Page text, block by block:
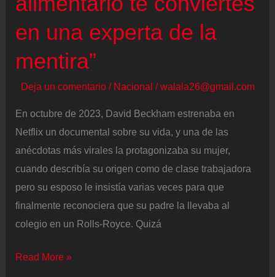
en una experta de la
mentira”
Deja un comentario / Nacional /walala26@gmail.com
En octubre de 2023, David Beckham estrenaba en
Netflix un documental sobre su vida, y una de las
anécdotas más virales la protagonizaba su mujer,
cuando describía su origen como de clase trabajadora
pero su esposo le insistía varias veces para que
finalmente reconociera que su padre la llevaba al
colegio en un Rolls-Royce. Quizá
Las
Read More »